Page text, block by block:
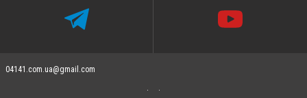
04141.com.ua@gmail.com